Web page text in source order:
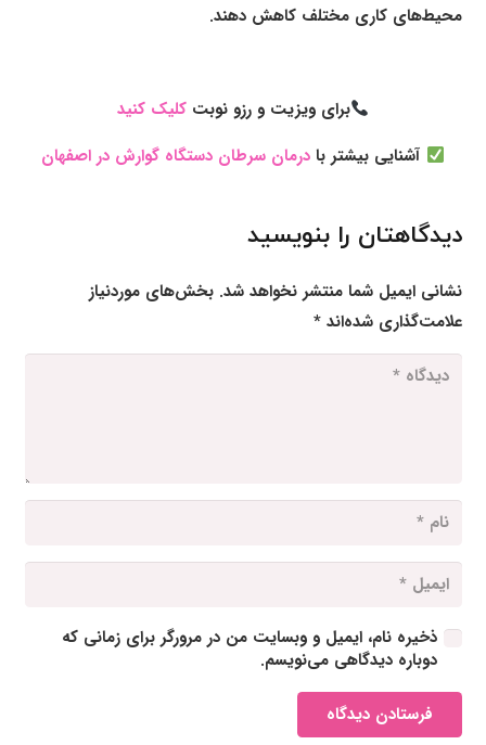
محیط‌های کاری مختلف کاهش دهند.
برای ویزیت و رزو نوبتکلیک کنید
آشنایی بیشتر با درمان سرطان دستگاه گوارش در اصفهان
دیدگاهتان را بنویسید
نشانی ایمیل شما منتشر نخواهد شد. بخش‌های موردنیاز
علامت‌گذاری شده‌اند*
ذخیره نام، ایمیل و وبسایت من در مرورگر برای زمانی که
دوباره دیدگاهی می‌نویسم.
فرستادن دیدگاه